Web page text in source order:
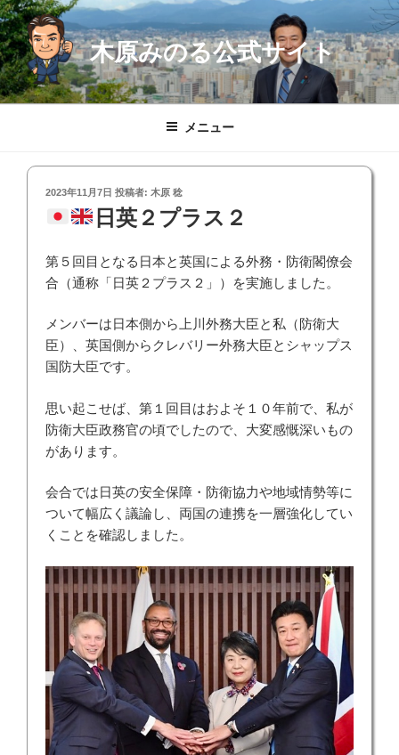
コ
ン
テ
ン
ツ
木原みのる公式サイト
メニュー
投
日:
2023年11月7日 投稿者: 木原 稔
日英２プラス２
第５回目となる日本と英国による外務・防衛閣僚会
合（通称「日英２プラス２」）を実施しました。
メンバーは日本側から上川外務大臣と私（防衛大
臣）、英国側からクレバリー外務大臣とシャップス
国防大臣です。
思い起こせば、第１回目はおよそ１０年前で、私が
防衛大臣政務官の頃でしたので、大変感慨深いもの
があります。
会合では日英の安全保障・防衛協力や地域情勢等に
ついて幅広く議論し、両国の連携を一層強化してい
くことを確認しました。